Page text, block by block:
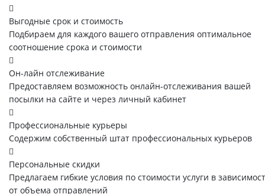
Выгодные срок и стоимость
Подбираем для каждого вашего отправления оптимальное
соотношение срока и стоимости
Он-лайн отслеживание
Предоставляем возможность онлайн-отслеживания вашей
посылки на сайте и через личный кабинет
Профессиональные курьеры
Содержим собственный штат профессиональных курьеров
Персональные скидки
Предлагаем гибкие условия по стоимости услуги в
от объема отправлений